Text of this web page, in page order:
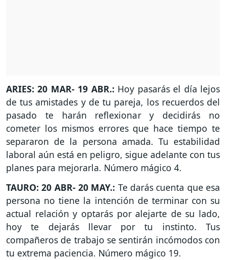
ARIES: 20 MAR- 19 ABR.: Hoy pasarás el día lejos
de tus amistades y de tu pareja, los recuerdos del
pasado te harán reflexionar y decidirás no
cometer los mismos errores que hace tiempo te
separaron de la persona amada. Tu estabilidad
laboral aún está en peligro, sigue adelante con tus
planes para mejorarla. Número mágico 4.
TAURO: 20 ABR- 20 MAY.: Te darás cuenta que esa
persona no tiene la intención de terminar con su
actual relación y optarás por alejarte de su lado,
hoy te dejarás llevar por tu instinto. Tus
compañeros de trabajo se sentirán incómodos con
tu extrema paciencia. Número mágico 19.